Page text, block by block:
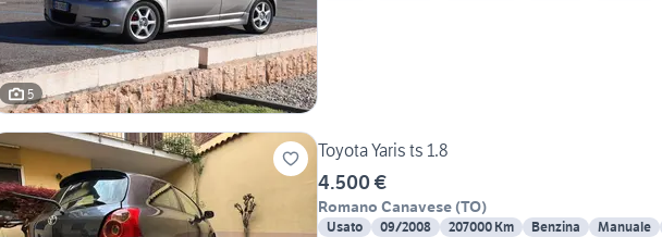
5
Toyota Yaris ts 1.8
4.500 €
Romano Canavese (TO)
Usato 09/2008 207000 Km Benzina Manuale